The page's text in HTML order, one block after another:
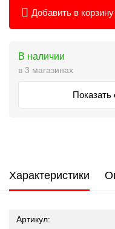
Добавить в корзину
В наличии
в 3 магазинах
Показать
Характеристики
Артикул: